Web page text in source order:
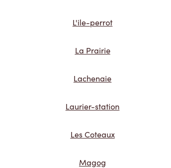
L'ile-perrot
La Prairie
Lachenaie
Laurier-station
Les Coteaux
Magog